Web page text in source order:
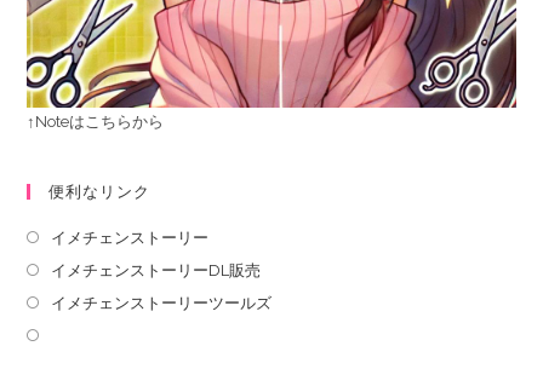
↑Noteはこちらから
便利なリンク
イメチェンストーリー
イメチェンストーリーDL販売
イメチェンストーリーツールズ